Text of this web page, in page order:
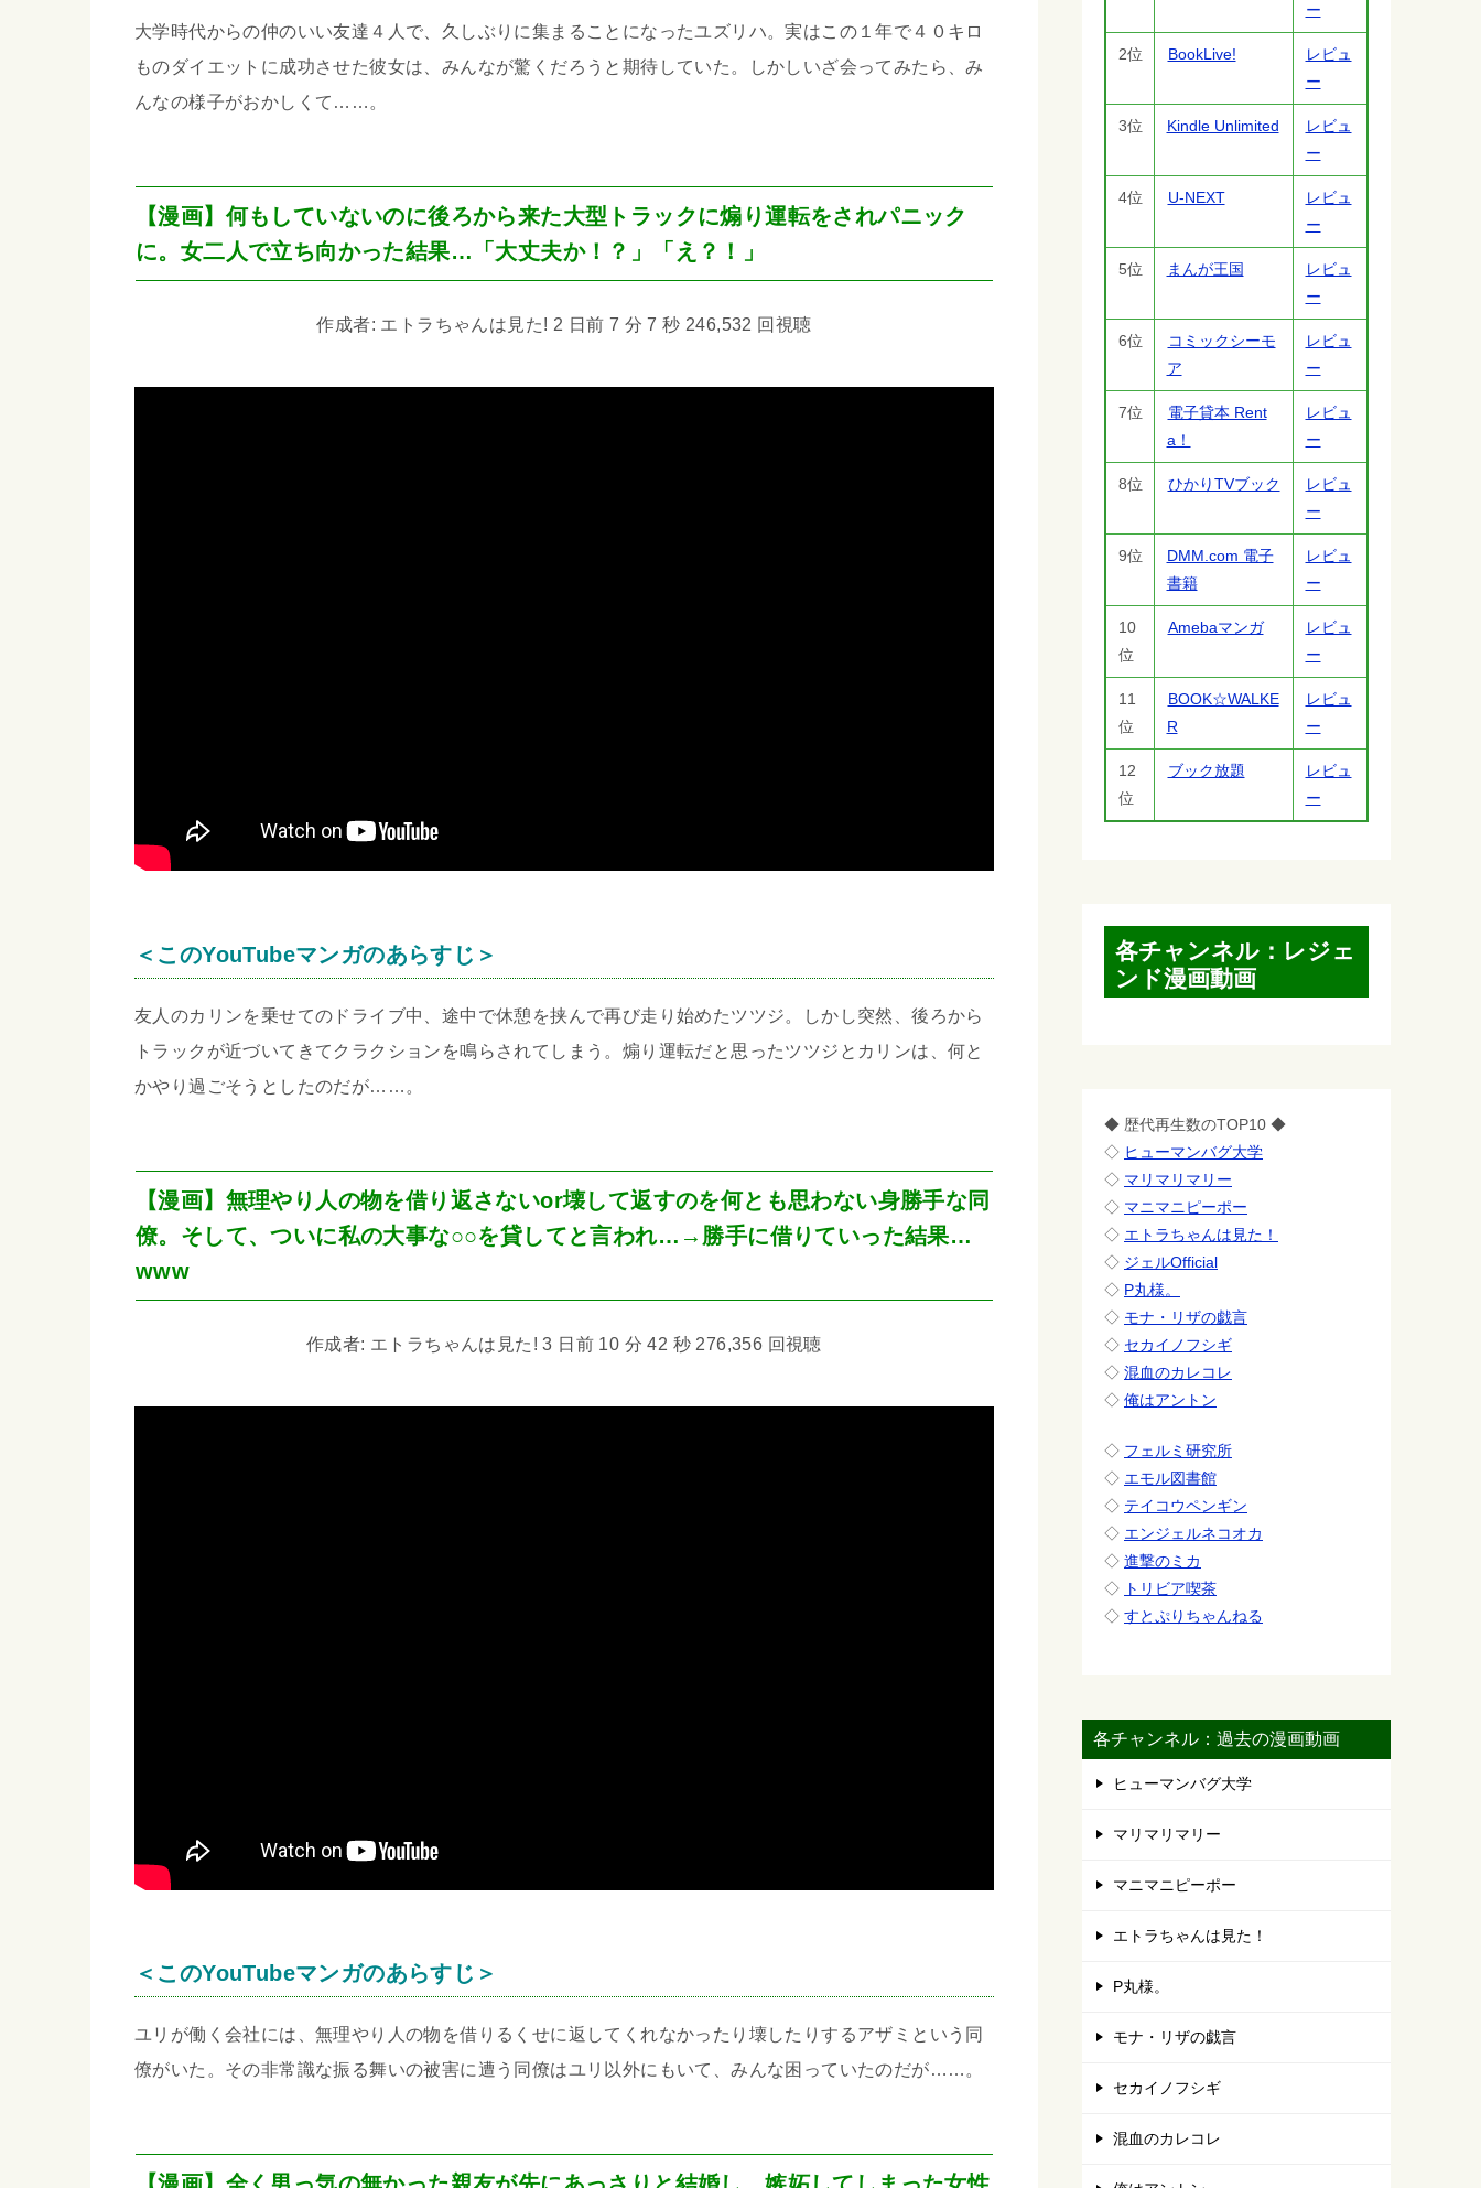
大学時代からの仲のいい友達４人で、久しぶりに集まることになったユズリハ。実はこの１年で４０キロ
ものダイエットに成功させた彼女は、みんなが驚くだろうと期待していた。しかしいざ会ってみたら、み
んなの様子がおかしくて……。
【漫画】何もしていないのに後ろから来た大型トラックに煽り運転をされパニック
に。女二人で立ち向かった結果…「大丈夫か！？」「え？！」
作成者: エトラちゃんは見た! 2 日前 7 分 7 秒 246,532 回視聴
＜このYouTubeマンガのあらすじ＞
友人のカリンを乗せてのドライブ中、途中で休憩を挟んで再び走り始めたツツジ。しかし突然、後ろから
トラックが近づいてきてクラクションを鳴らされてしまう。煽り運転だと思ったツツジとカリンは、何と
かやり過ごそうとしたのだが……。
【漫画】無理やり人の物を借り返さないor壊して返すのを何とも思わない身勝手な同
僚。そして、ついに私の大事な○○を貸してと言われ…→勝手に借りていった結果…
www
作成者: エトラちゃんは見た! 3 日前 10 分 42 秒 276,356 回視聴
＜このYouTubeマンガのあらすじ＞
ユリが働く会社には、無理やり人の物を借りるくせに返してくれなかったり壊したりするアザミという同
僚がいた。その非常識な振る舞いの被害に遭う同僚はユリ以外にもいて、みんな困っていたのだが……。
ー
2位 BookLive!
レビュ
ー
3位 Kindle Unlimited
レビュ
ー
4位 U-NEXT
レビュ
ー
5位 まんが王国
レビュ
ー
6位
コミックシーモ
ア
レビュ
ー
7位
電子貸本 Rent
a！
レビュ
ー
8位 ひかりTVブック
レビュ
ー
9位
DMM.com 電子
書籍
レビュ
ー
10
位
Amebaマンガ
レビュ
ー
11
位
BOOK☆WALKE
R
レビュ
ー
12
位
ブック放題
レビュ
ー
各チャンネル：レジェ
ンド漫画動画
◆ 歴代再生数のTOP10 ◆
◇ ヒューマンバグ大学
◇ マリマリマリー
◇ マニマニピーポー
◇ エトラちゃんは見た！
◇ ジェルOfficial
◇ P丸様。
◇ モナ・リザの戯言
◇ セカイノフシギ
◇ 混血のカレコレ
◇ 俺はアントン
◇ フェルミ研究所
◇ エモル図書館
◇ テイコウペンギン
◇ エンジェルネコオカ
◇ 進撃のミカ
◇ トリビア喫茶
◇ すとぷりちゃんねる
各チャンネル：過去の漫画動画
ヒューマンバグ大学
マリマリマリー
マニマニピーポー
エトラちゃんは見た！
P丸様。
モナ・リザの戯言
セカイノフシギ
混血のカレコレ